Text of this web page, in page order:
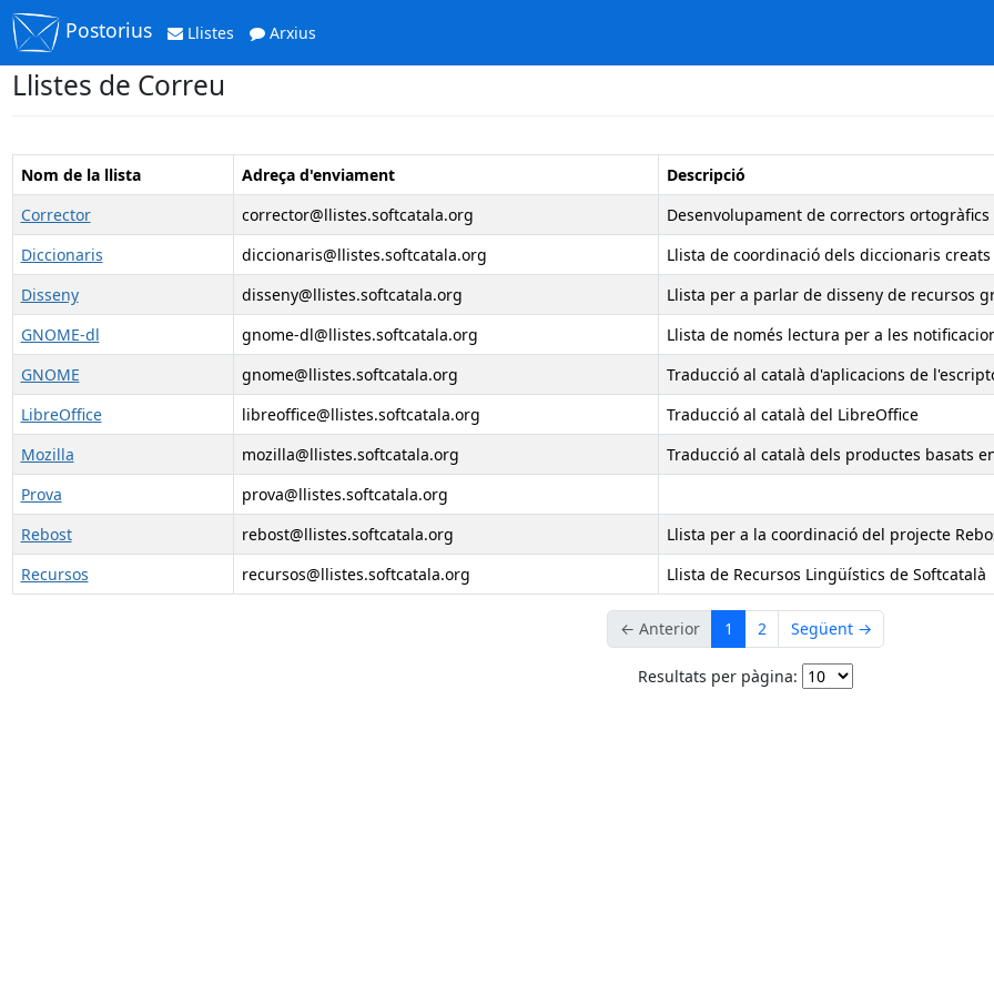
Postorius Llistes Arxius
Llistes de Correu
Nom de la llista Adreça d'enviament
Descripció
Corrector
corrector@llistes.softcatala.org
Desenvolupament de correctors
Diccionaris
diccionaris@llistes.softcatala.org
Llista de coordinació dels diccionaris
Disseny
disseny@llistes.softcatala.org
Llista per a parlar de disseny de recursos
GNOME-dl
gnome-dl@llistes.softcatala.org
Llista de només lectura per a les
GNOME
gnome@llistes.softcatala.org
Traducció al català d'aplicacions de
LibreOffice
libreoffice@llistes.softcatala.org
Traducció al català del LibreOffice
Mozilla
mozilla@llistes.softcatala.org
Traducció al català dels productes basats
Prova
prova@llistes.softcatala.org
Rebost
rebost@llistes.softcatala.org
Llista per a la coordinació del projecte
Recursos
recursos@llistes.softcatala.org Llista de Recursos Lingüístics de Softcatalà
← Anterior 1 2 Següent →
Resultats per pàgina: